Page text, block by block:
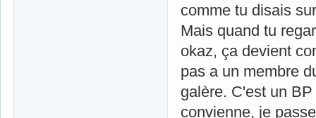
comme tu disais
Mais quand tu
okaz, ça devient
pas a un membre
galère. C'est un
convienne, je